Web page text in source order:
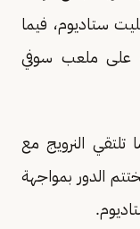
ستاديوم، فيما
على ملعب سوفي
النرويج مع
الدور بمواجهة